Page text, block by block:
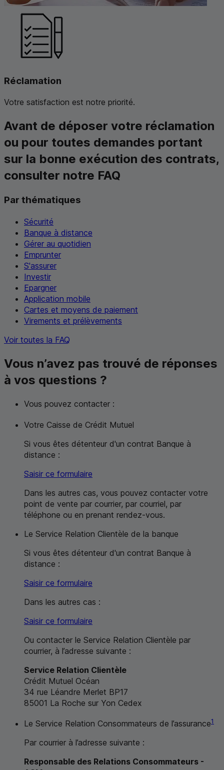
Réclamation
Votre satisfaction est notre priorité.
Avant de déposer votre réclamation
ou pour toutes demandes portant
sur la bonne exécution des contrats,
consulter notre FAQ
Par thématiques
Sécurité
Banque à distance
Gérer au quotidien
Emprunter
S'assurer
Investir
Epargner
Application mobile
Cartes et moyens de paiement
Virements et prélèvements
Voir toutes la FAQ
Vous n’avez pas trouvé de réponses
à vos questions ?
Vous pouvez contacter :
Votre Caisse de Crédit Mutuel
Si vous êtes détenteur d'un contrat Banque à
distance :
Saisir ce formulaire
Dans les autres cas, vous pouvez contacter votre
point de vente par courrier, par courriel, par
téléphone ou en prenant rendez-vous.
Le Service Relation Clientèle de la banque
Si vous êtes détenteur d'un contrat Banque à
distance :
Saisir ce formulaire
Dans les autres cas :
Saisir ce formulaire
Ou contacter le Service Relation Clientèle par
courrier, à l’adresse suivante :
Service Relation Clientèle
Crédit Mutuel Océan
34 rue Léandre Merlet BP17
85001 La Roche sur Yon Cedex
Le Service Relation Consommateurs de l’assurance1
Par courrier à l’adresse suivante :
Responsable des Relations Consommateurs -